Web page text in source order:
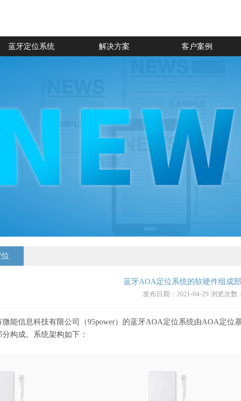
蓝牙定位系统 解决方案 客户案例
蓝牙AOA定位系统的软硬件组成
发布日期：2021-04-29 浏览次数：
信息科技有限公司（95power）的蓝牙AOA定位系统由AOA定位
构成。系统架构如下：